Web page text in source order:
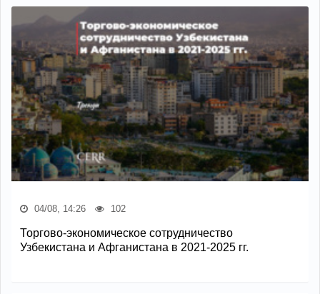
04/08, 14:26 102
Торгово-экономическое сотрудничество
Узбекистана и Афганистана в 2021-2025 гг.